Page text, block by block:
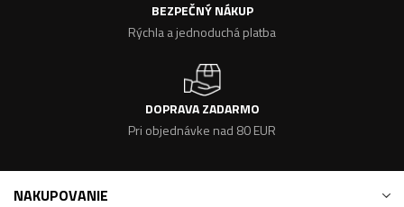
BEZPEČNÝ NÁKUP
Rýchla a jednoduchá platba
DOPRAVA ZADARMO
Pri objednávke nad 80 EUR
NAKUPOVANIE